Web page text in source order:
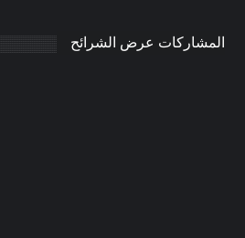
المشاركات عرض الشرائح